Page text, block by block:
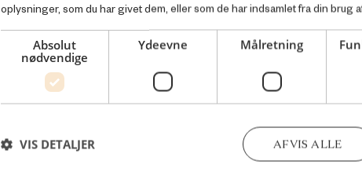
oplysninger, som du har givet dem, eller som de har indsamlet fra din brug
Absolut
nødvendige
Ydeevne Målretning
AFVIS ALLE
VIS DETALJER